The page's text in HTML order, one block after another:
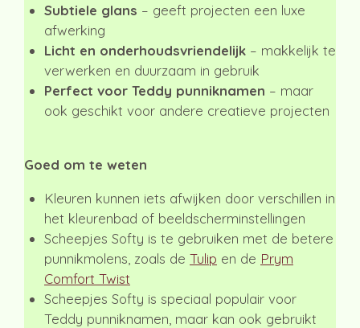
Subtiele glans – geeft projecten een luxe
afwerking
Licht en onderhoudsvriendelijk – makkelijk te
verwerken en duurzaam in gebruik
Perfect voor Teddy punniknamen – maar
ook geschikt voor andere creatieve projecten
Goed om te weten
Kleuren kunnen iets afwijken door verschillen in
het kleurenbad of beeldscherminstellingen
Scheepjes Softy is te gebruiken met de betere
punnikmolens, zoals de Tulip en de Prym
Comfort Twist
Scheepjes Softy is speciaal populair voor
Teddy punniknamen, maar kan ook gebruikt